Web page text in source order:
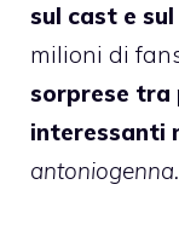
sul cast e
milioni di
sorprese tra
interessanti